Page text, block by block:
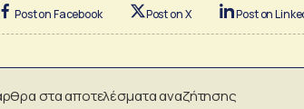
Post on Facebook Post on X Post on
στα αποτελέσματα αναζήτησης